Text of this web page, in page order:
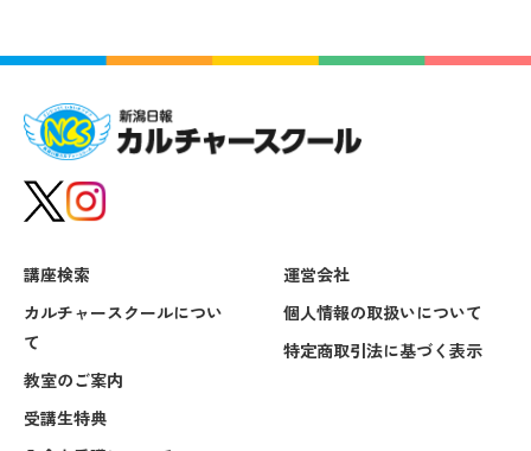
講座検索
カルチャースクールについ
て
教室のご案内
受講生特典
運営会社
個人情報の取扱いについて
特定商取引法に基づく表示